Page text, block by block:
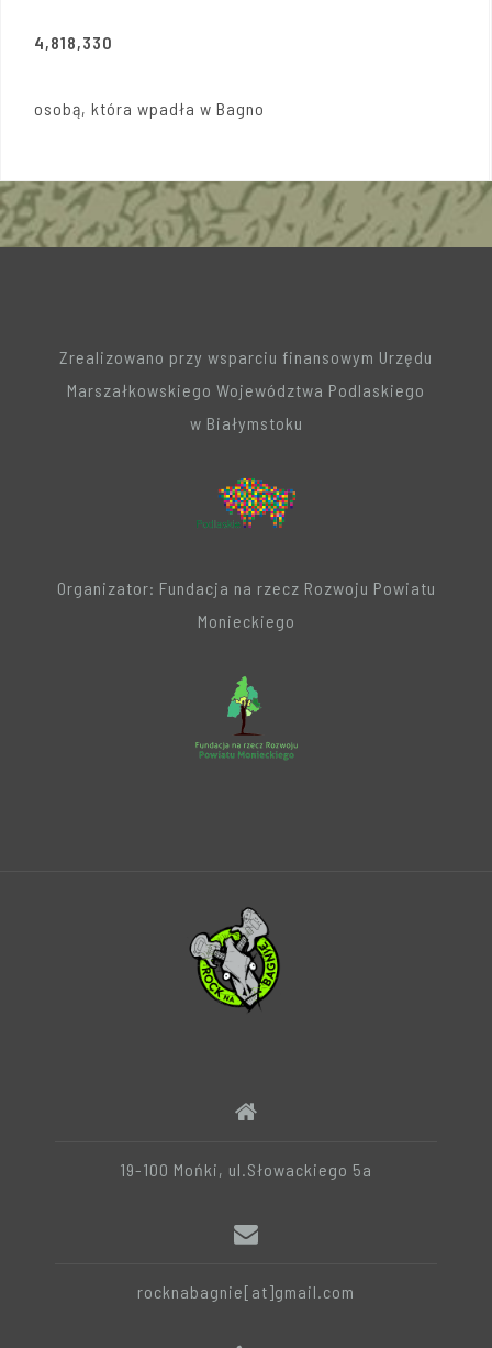
4,818,330
osobą, która wpadła w Bagno
Zrealizowano przy wsparciu finansowym Urzędu
Marszałkowskiego Województwa Podlaskiego
w Białymstoku
Organizator: Fundacja na rzecz Rozwoju Powiatu
Monieckiego
19-100 Mońki, ul.Słowackiego 5a
rocknabagnie[at]gmail.com